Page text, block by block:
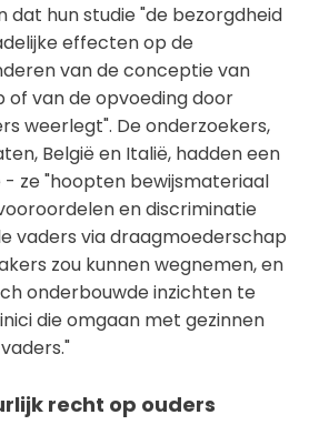
dat hun studie "de bezorgdheid
effecten op de
van de conceptie van
van de opvoeding door
weerlegt". De onderzoekers,
België en Italië, hadden een
ze "hoopten bewijsmateriaal
en discriminatie
vaders via draagmoederschap
zou kunnen wegnemen, en
onderbouwde inzichten te
die omgaan met gezinnen
recht op ouders